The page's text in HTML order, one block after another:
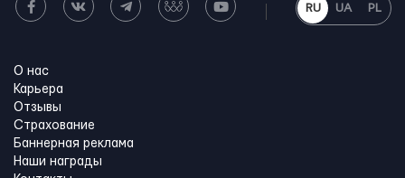
RU UA PL
О нас
Карьера
Отзывы
Страхование
Баннерная реклама
Наши награды